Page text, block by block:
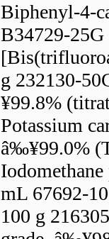
Biphenyl-4-
B34729-25G
g 232130-
¥99.8%
Potassium
â‰¥99.0%
mL 67692-
100 g